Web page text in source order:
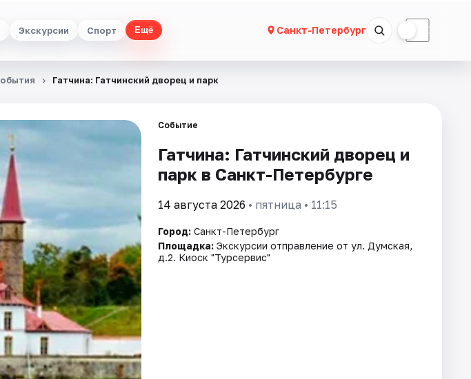
Экскурсии Спорт Ещё Санкт-Петербург ☾
Гатчина: Гатчинский дворец и парк
Событие
Гатчина: Гатчинский дворец и
парк в Санкт-Петербурге
14 августа 2026 • пятница • 11:15
Город: Санкт-Петербург
Площадка: Экскурсии отправление от ул. Думская,
д.2. Киоск "Турсервис"